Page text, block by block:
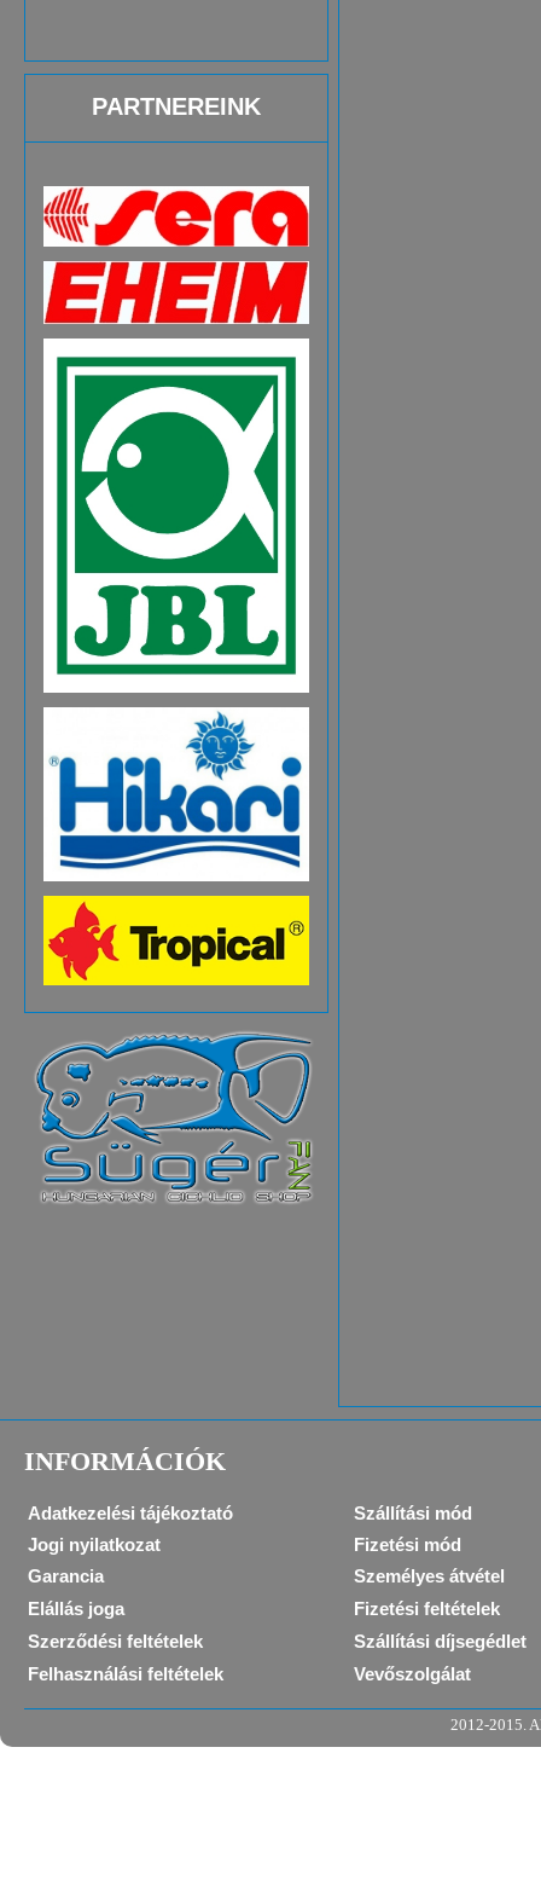
PARTNEREINK
INFORMÁCIÓK
Adatkezelési tájékoztató
Szállítási mód
Jogi nyilatkozat
Fizetési mód
Garancia
Személyes átvétel
Elállás joga
Fizetési feltételek
Szerződési feltételek
Szállítási díjsegédlet
Felhasználási feltételek
Vevőszolgálat
2012-2015.